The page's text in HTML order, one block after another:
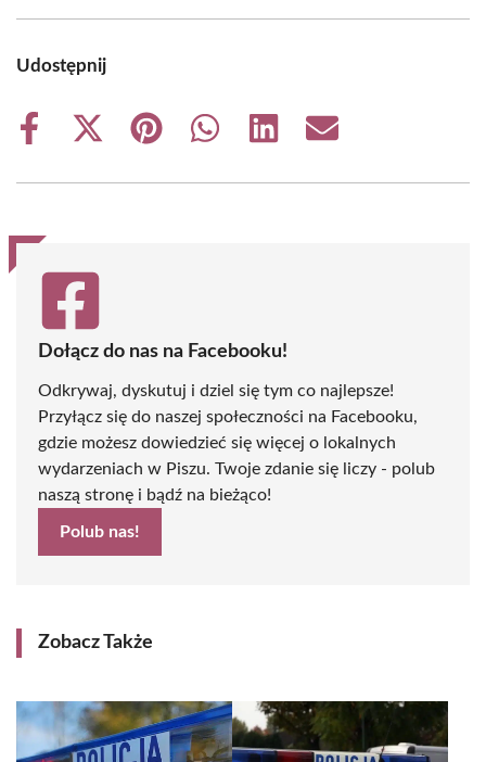
Udostępnij
Share
Share
(Twitter)
Share
Share
Share
Share
Dołącz do nas na Facebooku!
Odkrywaj, dyskutuj i dziel się tym co najlepsze!
Przyłącz się do naszej społeczności na Facebooku,
gdzie możesz dowiedzieć się więcej o lokalnych
wydarzeniach w Piszu. Twoje zdanie się liczy - polub
naszą stronę i bądź na bieżąco!
Polub nas!
Zobacz Także